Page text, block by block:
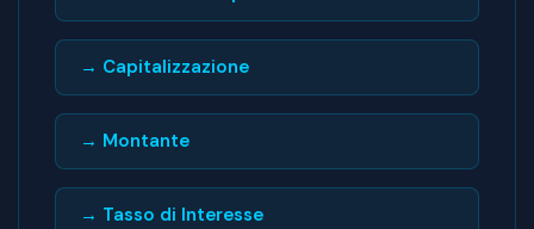
→ Capitalizzazione
→ Montante
→ Tasso di Interesse